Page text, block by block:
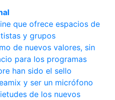
que ofrece espacios de
y grupos
de nuevos valores, sin
para los programas
han sido el sello
y ser un micrófono
de los nuevos